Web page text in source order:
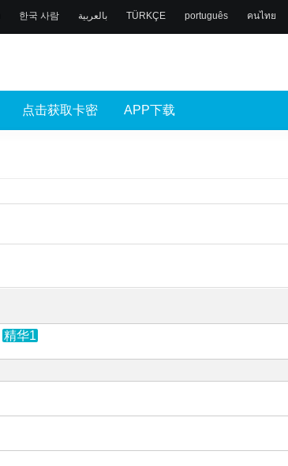
한국 사람 بالعربية TÜRKÇE português คนไทย
点击获取卡密 APP下载
精华1